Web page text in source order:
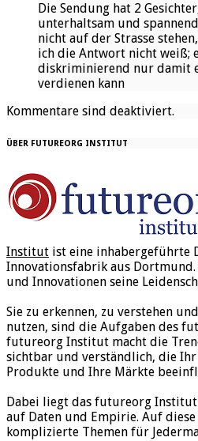
Die Sendung hat 2
unterhaltsam und
nicht auf der Strasse
ich die Antwort nicht weiß;
diskriminierend nur damit
verdienen kann
Kommentare sind deaktiviert.
ÜBER FUTUREORG INSTITUT
Institut ist eine inhabergeführte
Innovationsfabrik aus Dortmund.
und Innovationen seine
Sie zu erkennen, zu verstehen
nutzen, sind die Aufgaben des
futureorg Institut macht die
sichtbar und verständlich, die
Produkte und Ihre Märkte
Dabei liegt das futureorg
auf Daten und Empirie. Auf diese
komplizierte Themen für